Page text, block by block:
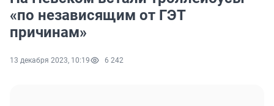
«по независящим от ГЭТ
причинам»
13 декабря 2023, 10:19 6 242